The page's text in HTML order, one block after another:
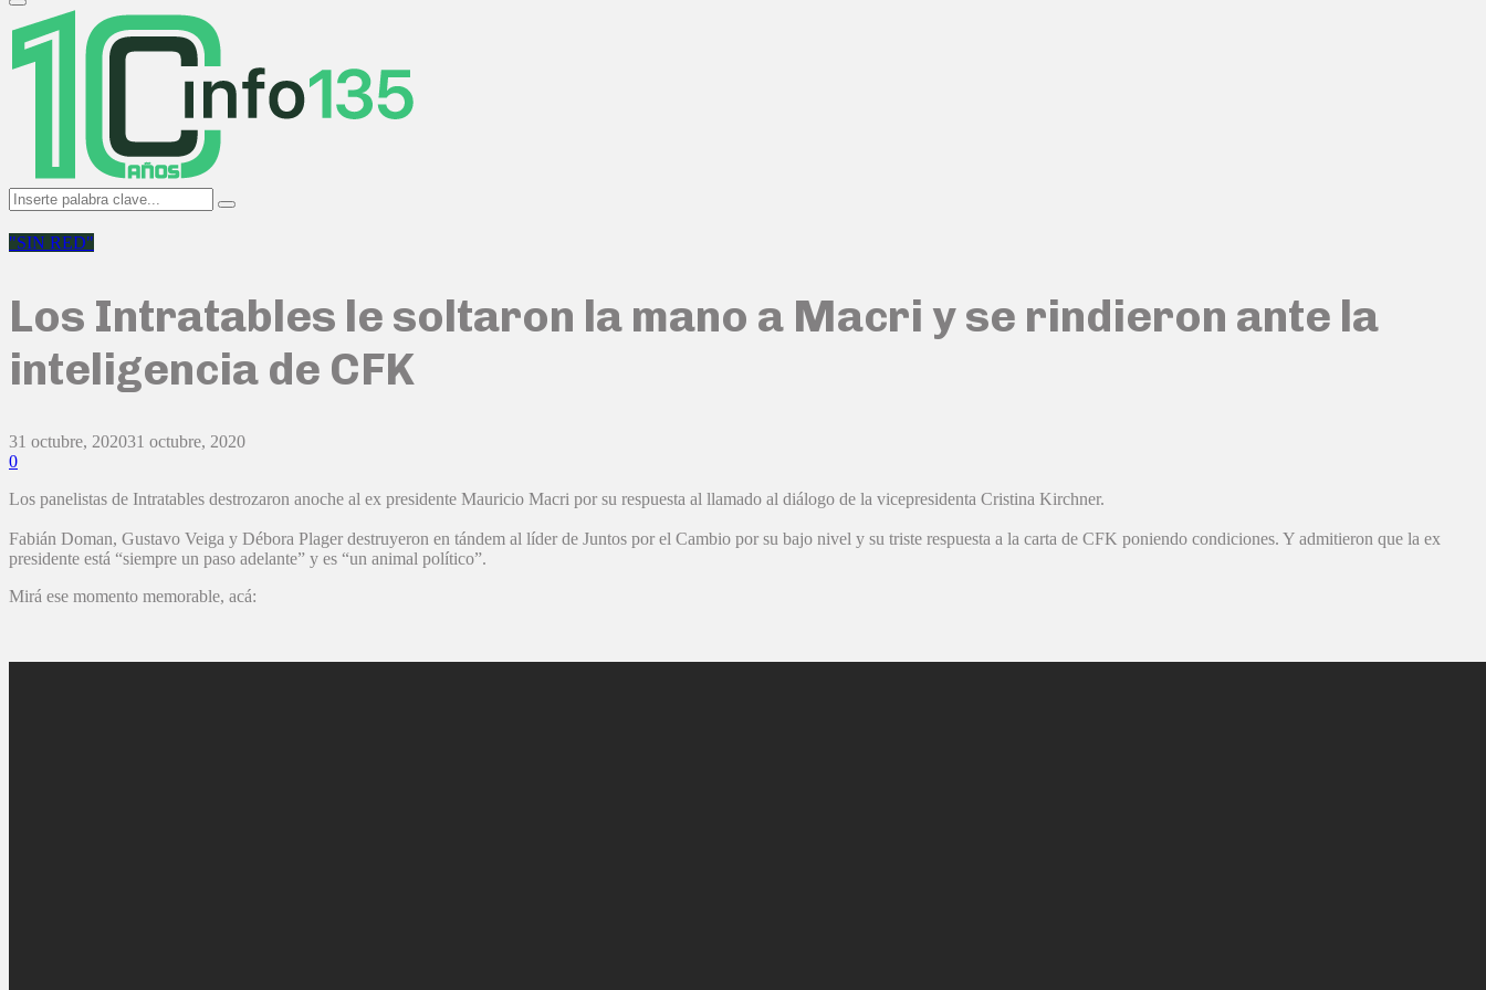
Primary
Menu
Search
for:
Search
"SIN RED"
Los Intratables le soltaron la mano a Macri y se rindieron ante la
inteligencia de CFK
31 octubre, 202031 octubre, 2020
0
Los panelistas de Intratables destrozaron anoche al ex presidente Mauricio Macri por su respuesta al llamado al diálogo de la vicepresidenta Cristina Kirchner.
Fabián Doman, Gustavo Veiga y Débora Plager destruyeron en tándem al líder de Juntos por el Cambio por su bajo nivel y su triste respuesta a la carta de CFK poniendo condiciones. Y admitieron que la ex
presidente está “siempre un paso adelante” y es “un animal político”.
Mirá ese momento memorable, acá: